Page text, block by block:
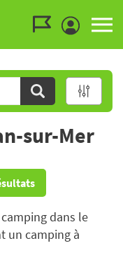
sur-Mer
dans le
un camping à